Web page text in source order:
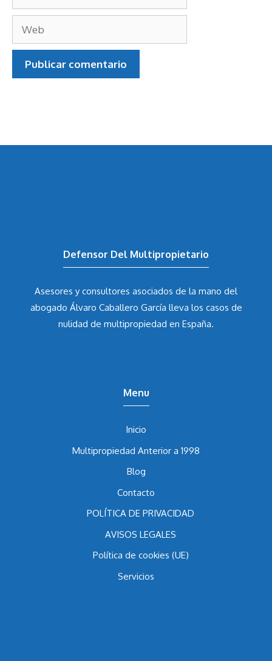
electrónico
Web
Defensor Del Multipropietario
Asesores y consultores asociados de la mano del
abogado Álvaro Caballero García lleva los casos de
nulidad de multipropiedad en España.
Menu
Inicio
Multipropiedad Anterior a 1998
Blog
Contacto
POLÍTICA DE PRIVACIDAD
AVISOS LEGALES
Política de cookies (UE)
Servicios